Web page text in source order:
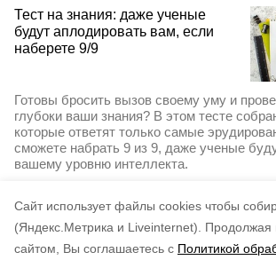
Cайт использует файлы cookies чтобы
(Яндекс.Метрика и Liveinternet).
Продолжая
сайтом, Вы соглашаетесь с Политикой
Тест на знания: даже ученые
будут аплодировать вам, если
наберете 9/9
Готовы бросить вызов своему уму и
глубоки ваши знания? В этом тесте
которые ответят только самые
сможете набрать 9 из 9, даже ученые
вашему уровню интеллекта.